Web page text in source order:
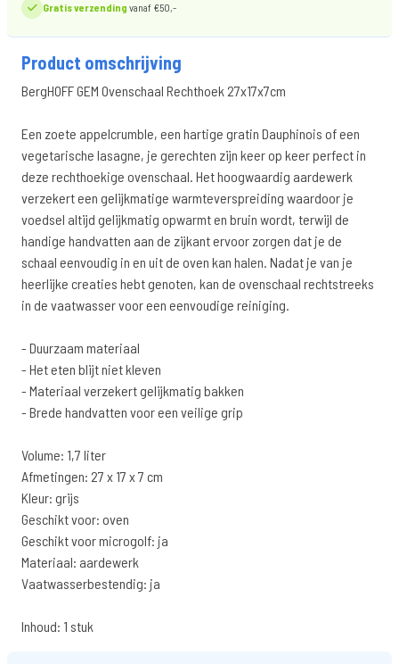
Gratis verzending vanaf €50,-
Product omschrijving
BergHOFF GEM Ovenschaal Rechthoek 27x17x7cm
Een zoete appelcrumble, een hartige gratin Dauphinois of een
vegetarische lasagne, je gerechten zijn keer op keer perfect in
deze rechthoekige ovenschaal. Het hoogwaardig aardewerk
verzekert een gelijkmatige warmteverspreiding waardoor je
voedsel altijd gelijkmatig opwarmt en bruin wordt, terwijl de
handige handvatten aan de zijkant ervoor zorgen dat je de
schaal eenvoudig in en uit de oven kan halen. Nadat je van je
heerlijke creaties hebt genoten, kan de ovenschaal rechtstreeks
in de vaatwasser voor een eenvoudige reiniging.
- Duurzaam materiaal
- Het eten blijt niet kleven
- Materiaal verzekert gelijkmatig bakken
- Brede handvatten voor een veilige grip
Volume: 1,7 liter
Afmetingen: 27 x 17 x 7 cm
Kleur: grijs
Geschikt voor: oven
Geschikt voor microgolf: ja
Materiaal: aardewerk
Vaatwasserbestendig: ja
Inhoud: 1 stuk